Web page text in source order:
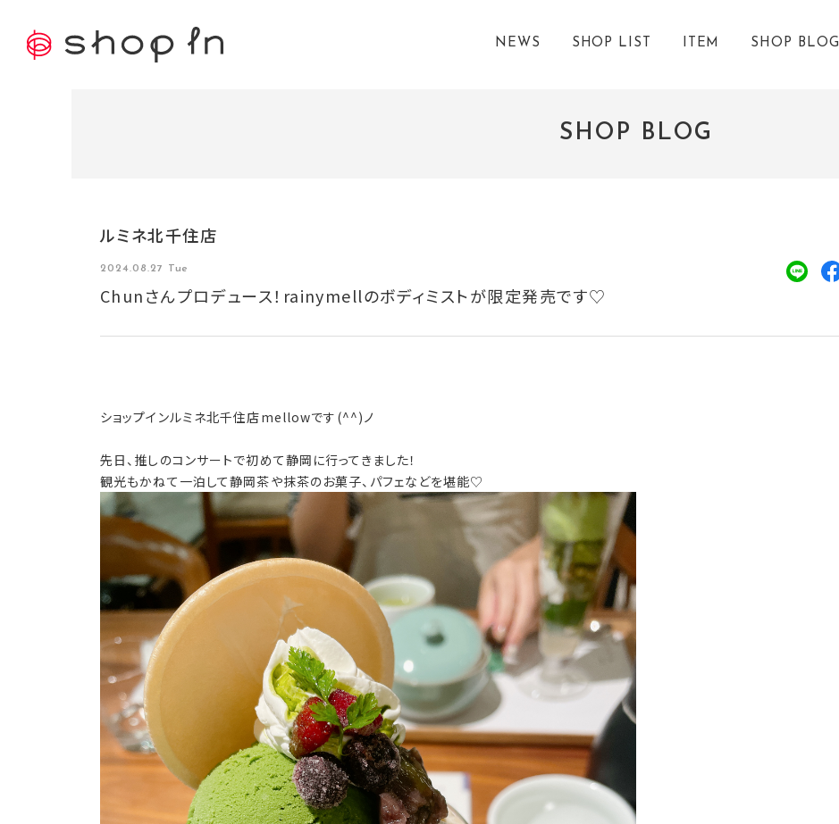
NEWS SHOP LIST ITEM SHOP BLOG
SHOP BLOG
ルミネ北千住店
2024.08.27 Tue
Chunさんプロデュース！rainymellのボディミストが限定発売です♡
ショップインルミネ北千住店mellowです(^^)ノ
先日、推しのコンサートで初めて静岡に行ってきました！
観光もかねて一泊して静岡茶や抹茶のお菓子、パフェなどを堪能♡